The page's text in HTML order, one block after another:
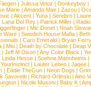
| Julissa Veloz | Donkeyboy|
Marie| Amanda Mair| Zazou|
| Akcent | Yuna | Serebro |
Lana Del Rey | Patrick Miller |
| Mic Donet| Noah
Ware| Swedish House Mafia|
| Caro Emerald | Bryan Ferry
| Miu | Death by Chocolate | Deap
| Jeff M Dixon| Any Color Black |
Linda Hesse| Soehne Mannheims |
| Lauter Leben| Jaqee|
| Eddie TheGun | Neon Dogs |
Savoretti| Richard Orlinski| Aino
| Nicole Musoni | Baby K |